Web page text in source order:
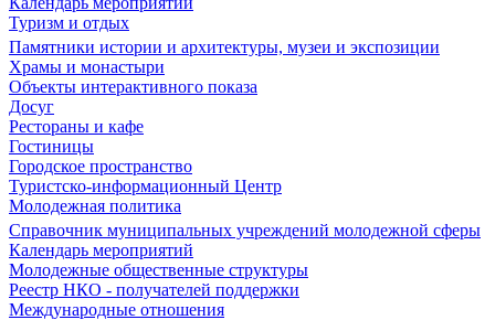
Туризм и отдых
Памятники истории и архитектуры, музеи и экспозиции
Храмы и монастыри
Объекты интерактивного показа
Досуг
Рестораны и кафе
Гостиницы
Городское пространство
Туристско-информационный Центр
Молодежная политика
Справочник муниципальных учреждений молодежной сферы
Календарь мероприятий
Молодежные общественные структуры
Реестр НКО - получателей поддержки
Международные отношения